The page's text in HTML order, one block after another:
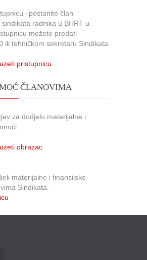
i postanite član
radnika u BHRT-u.
možete predati
ili tehničkom sekretaru Sindikata
pristupnicu
ČLANOVIMA
za dodjelu materijalne i
obrazac
materijalne i finansijske
Sindikata.